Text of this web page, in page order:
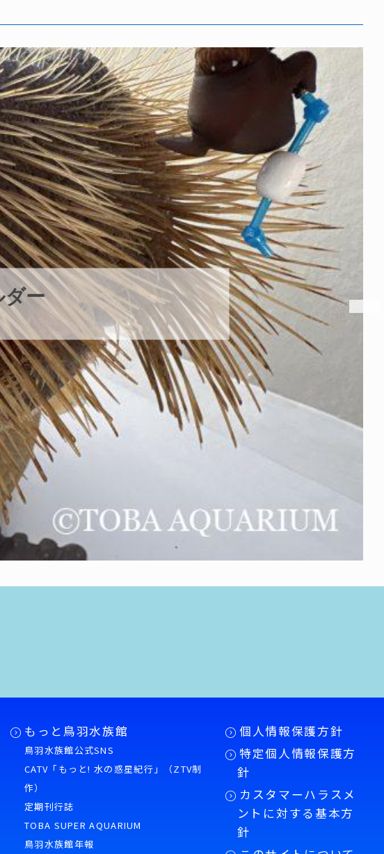
ダー
もっと鳥羽水族館
鳥羽水族館公式SNS
CATV「もっと! 水の惑星紀行」（ZTV制
作）
定期刊行誌
TOBA SUPER AQUARIUM
鳥羽水族館年報
個人情報保護方針
特定個人情報保護方
針
カスタマーハラスメ
ントに対する基本方
針